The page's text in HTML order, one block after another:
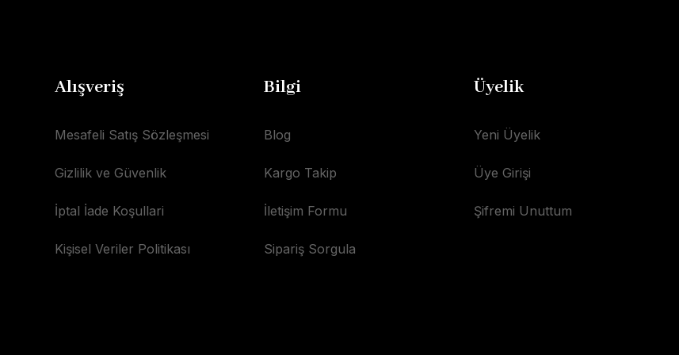
Alışveriş
Mesafeli Satış Sözleşmesi
Gizlilik ve Güvenlik
İptal İade Koşullari
Kişisel Veriler Politikası
Bilgi
Blog
Kargo Takip
İletişim Formu
Sipariş Sorgula
Üyelik
Yeni Üyelik
Üye Girişi
Şifremi Unuttum